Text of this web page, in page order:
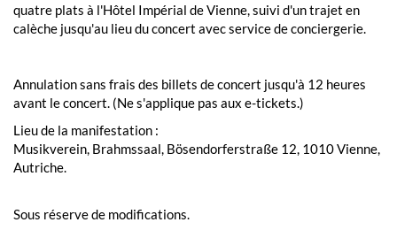
quatre plats à l'Hôtel Impérial de Vienne, suivi d'un trajet en
calèche jusqu'au lieu du concert avec service de conciergerie.
Annulation sans frais des billets de concert jusqu'à 12 heures
avant le concert. (Ne s'applique pas aux e-tickets.)
Lieu de la manifestation :
Musikverein, Brahmssaal, Bösendorferstraße 12, 1010 Vienne,
Autriche.
Sous réserve de modifications.